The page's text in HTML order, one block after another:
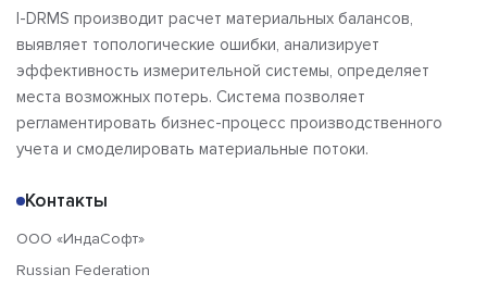
I-DRMS производит расчет материальных балансов,
выявляет топологические ошибки, анализирует
эффективность измерительной системы, определяет
места возможных потерь. Система позволяет
регламентировать бизнес-процесс производственного
учета и смоделировать материальные потоки.
Контакты
OOO «ИндаСофт»
Russian Federation